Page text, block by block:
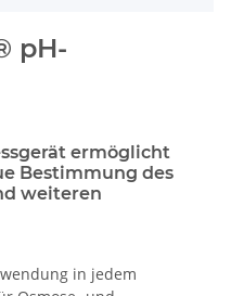
pH-
ermöglicht
Bestimmung des
weiteren
in jedem